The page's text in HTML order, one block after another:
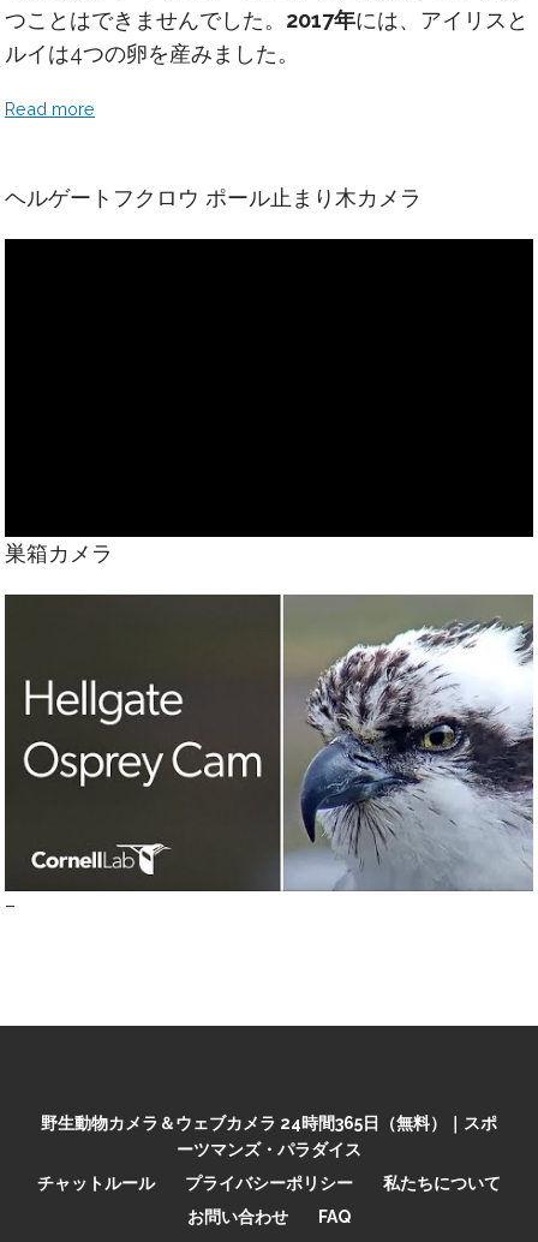
つことはできませんでした。 2017年には、アイリスと
ルイは4つの卵を産みました。
Read more
ヘルゲートフクロウ ポール止まり木カメラ
巣箱カメラ
–
野生動物カメラ＆ウェブカメラ 24時間365日（無料）｜スポ
ーツマンズ・パラダイス
チャットルール
プライバシーポリシー
私たちについて
お問い合わせ
FAQ